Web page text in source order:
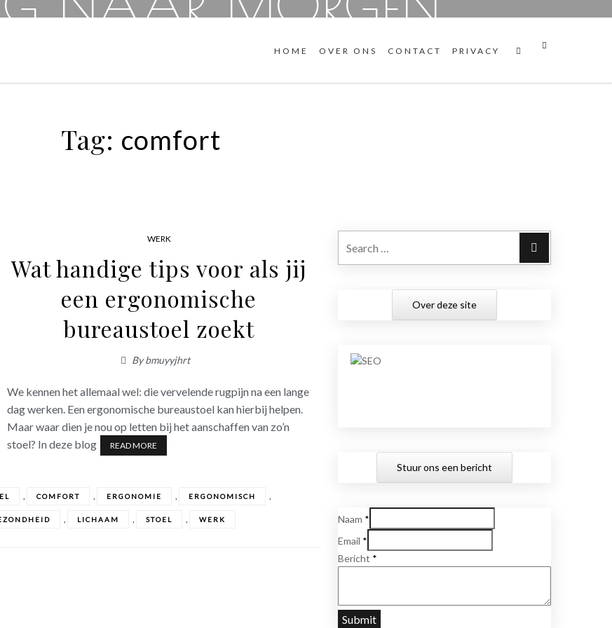
HOME OVER ONS CONTACT PRIVACY
Tag: comfort
WERK
Wat handige tips voor als jij
een ergonomische
bureaustoel zoekt
Bybmuyyjhrt
We kennen het allemaal wel: die vervelende rugpijn na een lange
dag werken. Een ergonomische bureaustoel kan hierbij helpen.
Maar waar dien je nou op letten bij het aanschaffen van zo’n
stoel? In deze blog
READ MORE
, COMFORT , ERGONOMIE , ERGONOMISCH ,
, LICHAAM , STOEL , WERK
Over deze site
Stuur ons een bericht
Naam *
Email *
Bericht *
Submit